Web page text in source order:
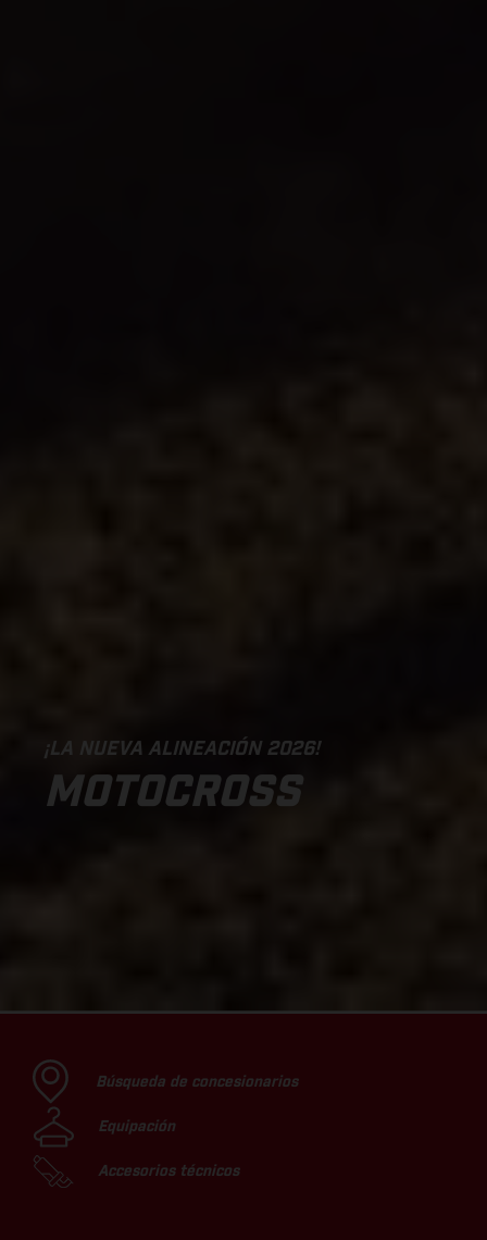
¡LA NUEVA ALINEACIÓN 2026!
MOTOCROSS
Búsqueda de concesionarios
Equipación
Accesorios técnicos